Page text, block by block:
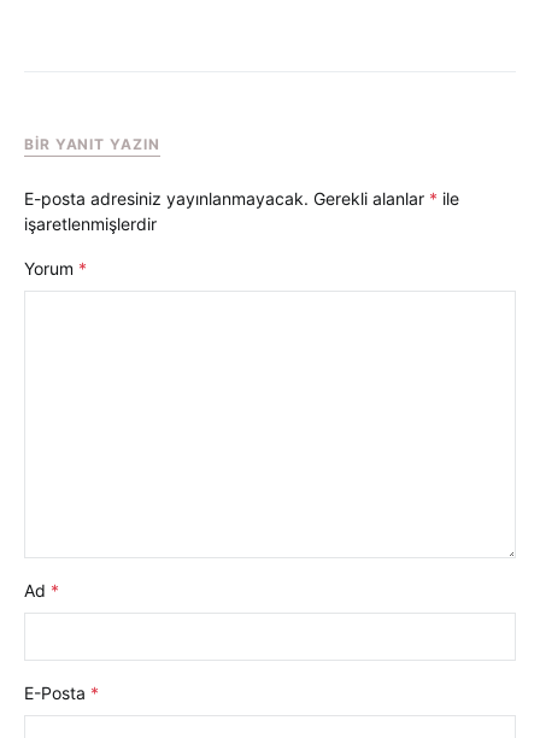
BIR YANIT YAZIN
E-posta adresiniz yayınlanmayacak. Gerekli alanlar * ile
işaretlenmişlerdir
Yorum *
Ad *
E-Posta *